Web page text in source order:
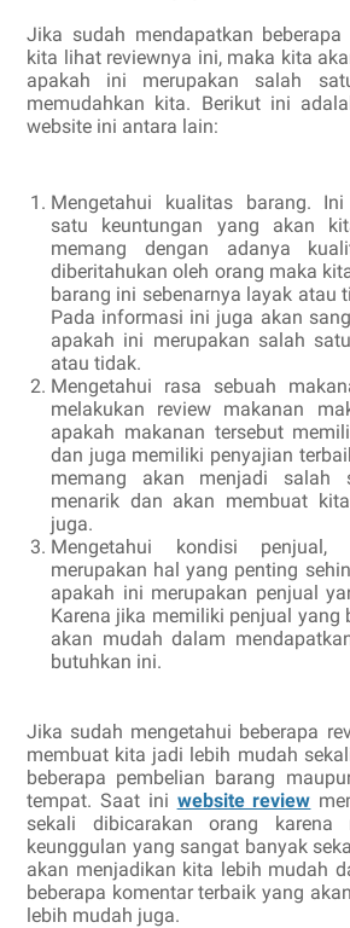
Jika sudah mendapatkan
kita lihat reviewnya ini, maka kita
apakah ini merupakan salah
memudahkan kita. Berikut ini
website ini antara lain:
Mengetahui kualitas barang.
satu keuntungan yang akan
memang dengan adanya
diberitahukan oleh orang maka
barang ini sebenarnya layak atau
Pada informasi ini juga akan
apakah ini merupakan salah
atau tidak.
Mengetahui rasa sebuah
melakukan review makanan
apakah makanan tersebut
dan juga memiliki penyajian
memang akan menjadi salah
menarik dan akan membuat
juga.
Mengetahui kondisi
merupakan hal yang penting
apakah ini merupakan penjual
Karena jika memiliki penjual yang
akan mudah dalam
butuhkan ini.
Jika sudah mengetahui beberapa
membuat kita jadi lebih mudah
beberapa pembelian barang
tempat. Saat ini website review
sekali dibicarakan orang karena
keunggulan yang sangat banyak
akan menjadikan kita lebih mudah
beberapa komentar terbaik yang
lebih mudah juga.